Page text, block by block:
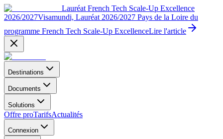
Lauréat French Tech Scale-Up Excellence
2026/2027Visamundi, Lauréat 2026/2027 Pays de la Loire du
programme French Tech Scale-Up ExcellenceLire l'article
Destinations
Documents
Solutions
Offre proTarifsActualités
Connexion